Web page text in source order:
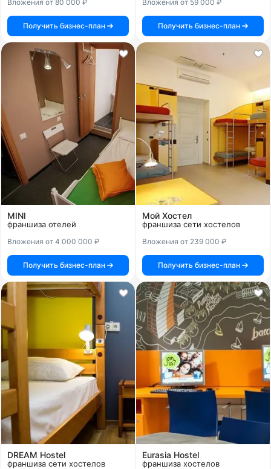
Вложения от 80 000 ₽
Получить бизнес-план
Вложения от 59 000 ₽
Получить бизнес-план
MINI
франшиза отелей
Вложения от 4 000 000 ₽
Получить бизнес-план
Мой Хостел
франшиза сети хостелов
Вложения от 239 000 ₽
Получить бизнес-план
DREAM Hostel
франшиза сети хостелов
Eurasia Hostel
франшиза хостелов